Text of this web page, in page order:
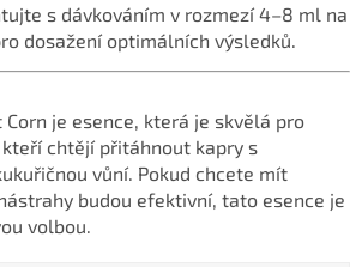
s dávkováním v rozmezí 4–8 ml na
dosažení optimálních výsledků.
Corn je esence, která je skvělá pro
chtějí přitáhnout kapry s
vůní. Pokud chcete mít
budou efektivní, tato esence je
volbou.